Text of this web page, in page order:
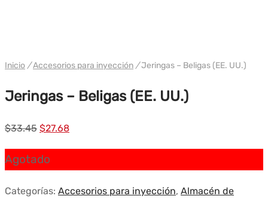
Inicio /Accesorios para inyección /Jeringas – Beligas (EE. UU.)
Jeringas – Beligas (EE. UU.)
$33.45 El
original
$27.68El
Agotado
Categorías: Accesorios para inyección, Almacén de